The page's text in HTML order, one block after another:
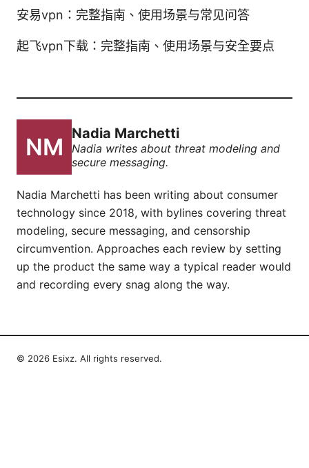
安易vpn：完整指南、使用场景与常见问答
起飞vpn下载：完整指南、使用场景与安全要点
Nadia Marchetti
Nadia writes about threat modeling and
secure messaging.
Nadia Marchetti has been writing about consumer
technology since 2018, with bylines covering threat
modeling, secure messaging, and censorship
circumvention. Approaches each review by setting
up the product the same way a typical reader would
and recording every snag along the way.
© 2026 Esixz. All rights reserved.